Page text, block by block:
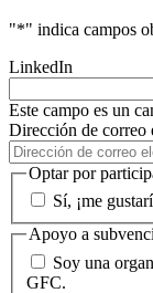
"*" indica campos
LinkedIn
Este campo es un
Dirección de correo
Optar por
Sí, ¡me
Apoyo a
Soy una
GFC.